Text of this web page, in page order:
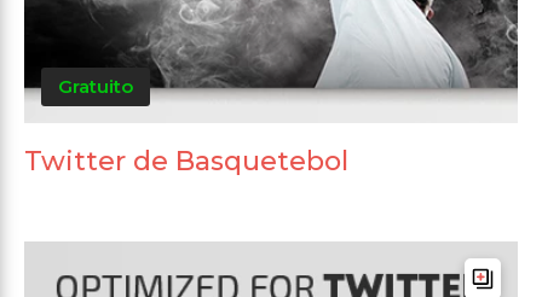
Gratuito
Twitter de Basquetebol